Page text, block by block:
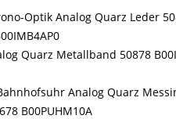
B00PUHM10A